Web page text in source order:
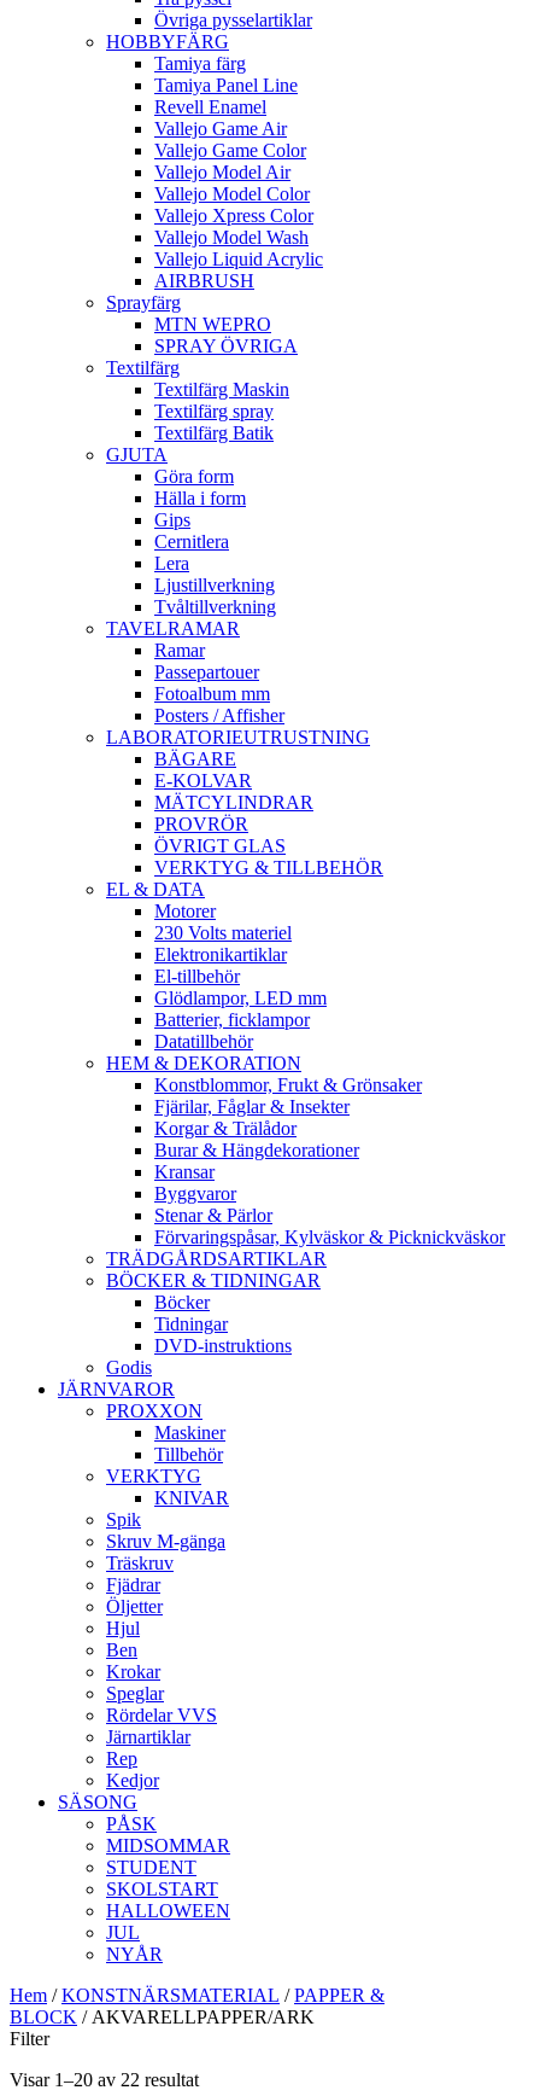
Övriga pysselartiklar
HOBBYFÄRG
Tamiya färg
Tamiya Panel Line
Revell Enamel
Vallejo Game Air
Vallejo Game Color
Vallejo Model Air
Vallejo Model Color
Vallejo Xpress Color
Vallejo Model Wash
Vallejo Liquid Acrylic
AIRBRUSH
Sprayfärg
MTN WEPRO
SPRAY ÖVRIGA
Textilfärg
Textilfärg Maskin
Textilfärg spray
Textilfärg Batik
GJUTA
Göra form
Hälla i form
Gips
Cernitlera
Lera
Ljustillverkning
Tvåltillverkning
TAVELRAMAR
Ramar
Passepartouer
Fotoalbum mm
Posters / Affisher
LABORATORIEUTRUSTNING
BÄGARE
E-KOLVAR
MÄTCYLINDRAR
PROVRÖR
ÖVRIGT GLAS
VERKTYG & TILLBEHÖR
EL & DATA
Motorer
230 Volts materiel
Elektronikartiklar
El-tillbehör
Glödlampor, LED mm
Batterier, ficklampor
Datatillbehör
HEM & DEKORATION
Konstblommor, Frukt & Grönsaker
Fjärilar, Fåglar & Insekter
Korgar & Trälådor
Burar & Hängdekorationer
Kransar
Byggvaror
Stenar & Pärlor
Förvaringspåsar, Kylväskor & Picknickväskor
TRÄDGÅRDSARTIKLAR
BÖCKER & TIDNINGAR
Böcker
Tidningar
DVD-instruktions
Godis
JÄRNVAROR
PROXXON
Maskiner
Tillbehör
VERKTYG
KNIVAR
Spik
Skruv M-gänga
Träskruv
Fjädrar
Öljetter
Hjul
Ben
Krokar
Speglar
Rördelar VVS
Järnartiklar
Rep
Kedjor
SÄSONG
PÅSK
MIDSOMMAR
STUDENT
SKOLSTART
HALLOWEEN
JUL
NYÅR
Hem /KONSTNÄRSMATERIAL /PAPPER &
BLOCK / AKVARELLPAPPER/ARK
Filter
Visar 1–20 av 22 resultat